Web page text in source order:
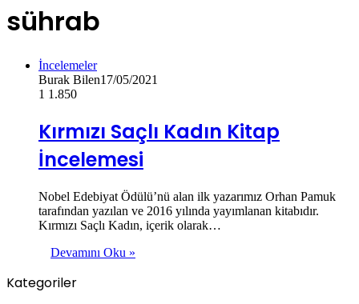
sührab
İncelemeler
Burak Bilen17/05/2021
1 1.850
Kırmızı Saçlı Kadın Kitap
İncelemesi
Nobel Edebiyat Ödülü’nü alan ilk yazarımız Orhan Pamuk
tarafından yazılan ve 2016 yılında yayımlanan kitabıdır.
Kırmızı Saçlı Kadın, içerik olarak…
Devamını Oku »
Kategoriler